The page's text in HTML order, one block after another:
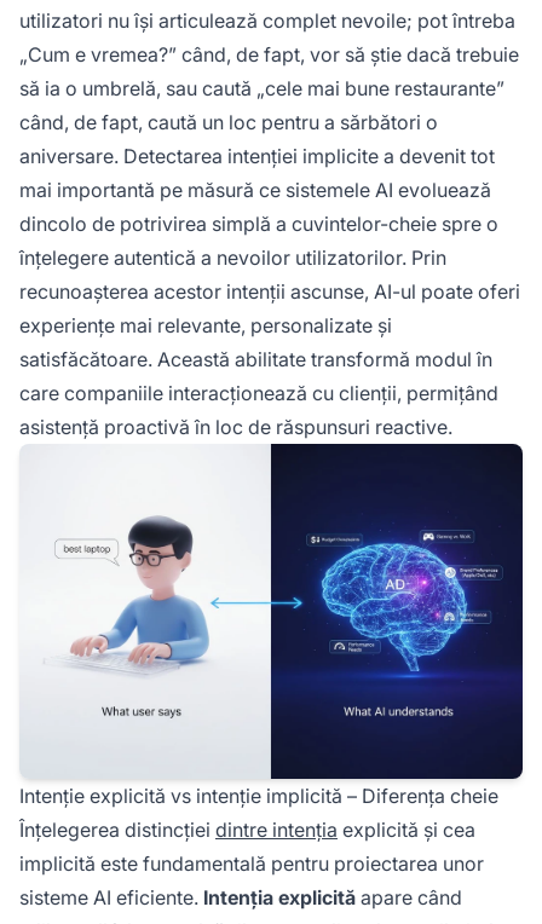
utilizatori nu își articulează complet nevoile; pot întreba
„Cum e vremea?” când, de fapt, vor să știe dacă trebuie
să ia o umbrelă, sau caută „cele mai bune restaurante”
când, de fapt, caută un loc pentru a sărbători o
aniversare. Detectarea intenției implicite a devenit tot
mai importantă pe măsură ce sistemele AI evoluează
dincolo de potrivirea simplă a cuvintelor-cheie spre o
înțelegere autentică a nevoilor utilizatorilor. Prin
recunoașterea acestor intenții ascunse, AI-ul poate oferi
experiențe mai relevante, personalizate și
satisfăcătoare. Această abilitate transformă modul în
care companiile interacționează cu clienții, permițând
asistență proactivă în loc de răspunsuri reactive.
Intenție explicită vs intenție implicită – Diferența cheie
Înțelegerea distincției dintre intenția explicită și cea
implicită este fundamentală pentru proiectarea unor
sisteme AI eficiente. Intenția explicită apare când